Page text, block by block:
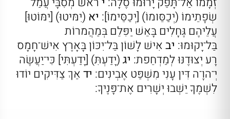
שְׂפָתֵימוֹ (יְכַסֵּומוֹ) [יְכַסֵּימוֹ]: יא (יִמּיטוּ) [יִמּוֹטוּ]
עֲלֵיהֶם גֶּחָלִים בָּאֵשׁ יַפִּלֵם בְּמַהֲמרוֹת
בַּל־יָקוּמוּ: יבאִישׁ לָשׁוֹן בַּל־יִכּוֹן בָּאָרֶץ אִישׁ־חָמָס
רָע יְצוּדֶנּוּ לְמַדְחֵפת: יג(יָדַעְתִּ) [יָדַעְתִּי] כִּי־יַעֲשֶׂה
יְ־הוָ־ה דִּין עָנִי מִשְׁפַּט אֶבְינִים: ידאַךְ צַדִּיקִים יוֹדוּ
לִשְׁמֶךָ יֵשְׁבוּ יְשָׁרִים אֶת־פָּנֶיךָ: